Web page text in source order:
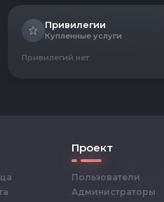
Привилегии
Купленные услуги
Привилегий нет
Проект
Пользователи
Администраторы